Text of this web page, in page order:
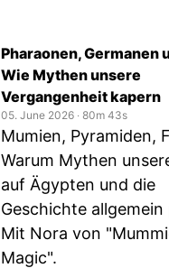
Pharaonen, Germanen
Wie Mythen unsere
Vergangenheit kapern
05. June 2026 ‧ 80m 43s
Mumien, Pyramiden,
Warum Mythen
auf Ägypten und die
Geschichte allgemein
Mit Nora von
Magic".